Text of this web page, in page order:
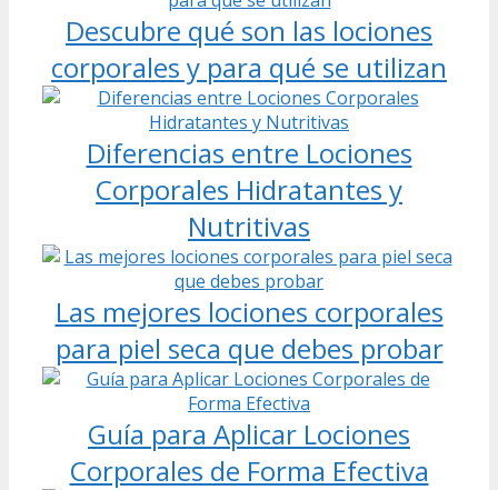
Descubre qué son las lociones
corporales y para qué se utilizan
Diferencias entre Lociones
Corporales Hidratantes y
Nutritivas
Las mejores lociones corporales
para piel seca que debes probar
Guía para Aplicar Lociones
Corporales de Forma Efectiva